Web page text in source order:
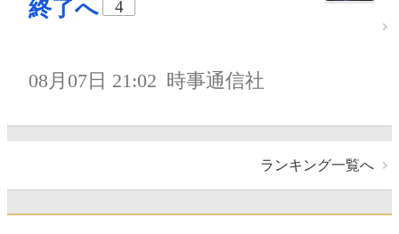
終了へ
4
08月07日 21:02 時事通信社
ランキング一覧へ